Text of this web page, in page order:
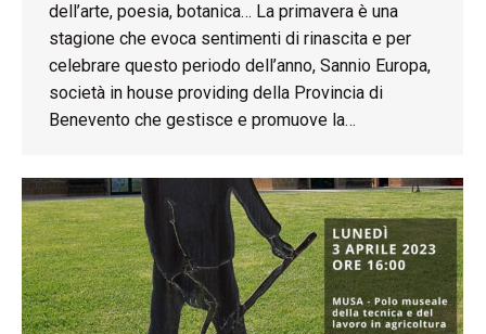
dell’arte, poesia, botanica… La primavera è una
stagione che evoca sentimenti di rinascita e per
celebrare questo periodo dell’anno, Sannio Europa,
società in house providing della Provincia di
Benevento che gestisce e promuove la…